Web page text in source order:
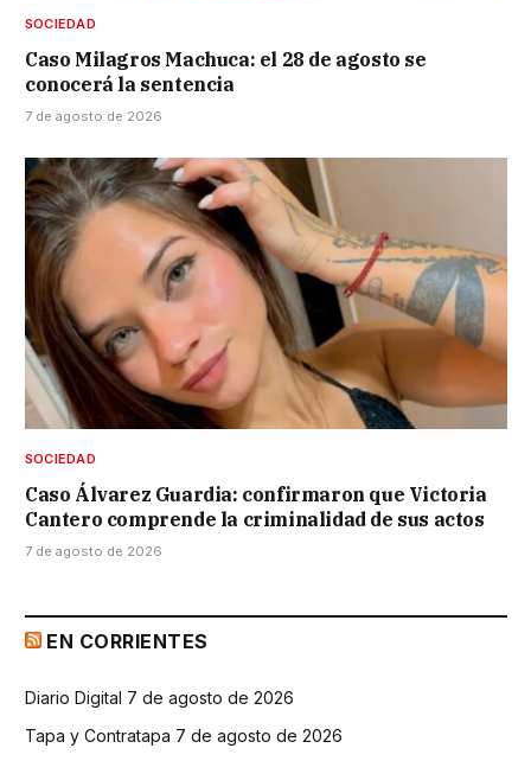
SOCIEDAD
Caso Milagros Machuca: el 28 de agosto se
conocerá la sentencia
7 de agosto de 2026
SOCIEDAD
Caso Álvarez Guardia: confirmaron que Victoria
Cantero comprende la criminalidad de sus actos
7 de agosto de 2026
EN CORRIENTES
Diario Digital 7 de agosto de 2026
Tapa y Contratapa 7 de agosto de 2026